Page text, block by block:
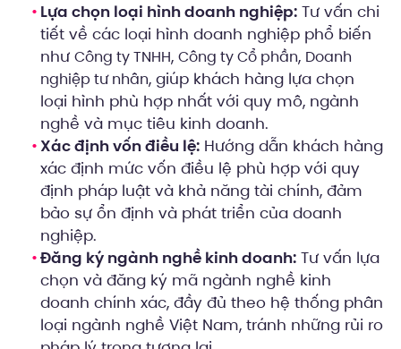
Lựa chọn loại hình doanh nghiệp: Tư vấn chi
tiết về các loại hình doanh nghiệp phổ biến
như Công ty TNHH, Công ty Cổ phần, Doanh
nghiệp tư nhân, giúp khách hàng lựa chọn
loại hình phù hợp nhất với quy mô, ngành
nghề và mục tiêu kinh doanh.
Xác định vốn điều lệ: Hướng dẫn khách hàng
xác định mức vốn điều lệ phù hợp với quy
định pháp luật và khả năng tài chính, đảm
bảo sự ổn định và phát triển của doanh
nghiệp.
Đăng ký ngành nghề kinh doanh: Tư vấn lựa
chọn và đăng ký mã ngành nghề kinh
doanh chính xác, đầy đủ theo hệ thống phân
loại ngành nghề Việt Nam, tránh những rủi ro